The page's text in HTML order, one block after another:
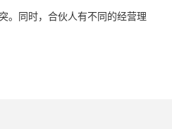
。同时， 合伙人有不同的经营理